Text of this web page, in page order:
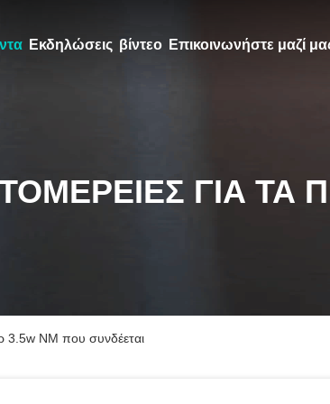
Εκδηλώσεις βίντεο Επικοινωνήστε μαζί
ΓΙΑ ΤΑ
3.5w NM που συνδέεται